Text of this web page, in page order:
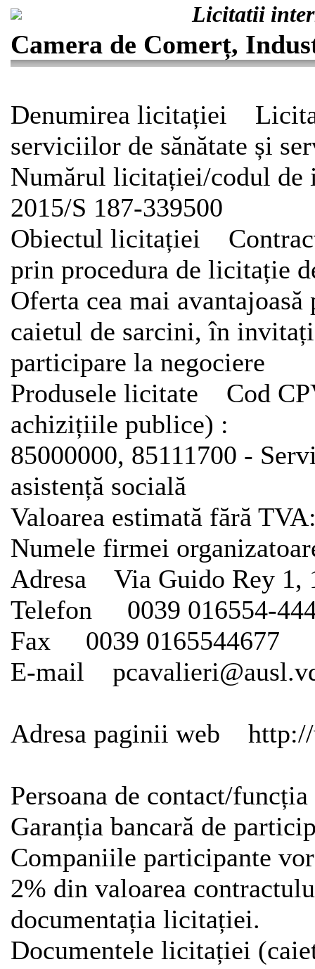
Licitatii
Camera de Comerț,
Denumirea licitației
serviciilor de sănătate și
Numărul licitației/codul
2015/S 187-339500
Obiectul licitației
prin procedura de licitație
Oferta cea mai
caietul de sarcini, în
participare la negociere
Produsele licitate Cod
achizițiile publice) :
85000000, 85111700 -
asistență socială
Valoarea estimată fără
Numele firmei
Adresa Via Guido Rey 1,
Telefon 0039 016554-
Fax 0039 0165544677
E-mail
Adresa paginii web
Persoana de contact/
Garanția bancară de
Companiile participante
2% din valoarea
documentația licitației.
Documentele licitației